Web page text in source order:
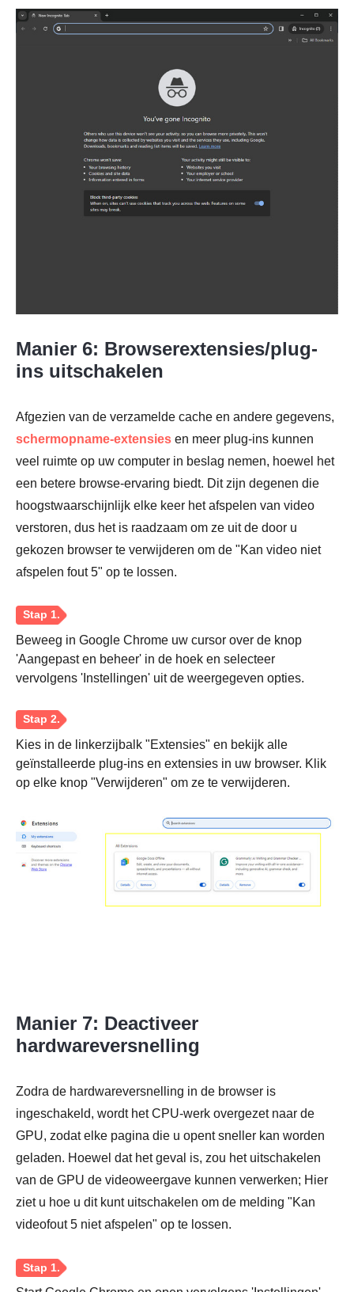
Stap 1.
Stap 2.
Manier 6: Browserextensies/plug-
ins uitschakelen
Afgezien van de verzamelde cache en andere gegevens,
schermopname-extensies en meer plug-ins kunnen
veel ruimte op uw computer in beslag nemen, hoewel het
een betere browse-ervaring biedt. Dit zijn degenen die
hoogstwaarschijnlijk elke keer het afspelen van video
verstoren, dus het is raadzaam om ze uit de door u
gekozen browser te verwijderen om de "Kan video niet
afspelen fout 5" op te lossen.
Beweeg in Google Chrome uw cursor over de knop
'Aangepast en beheer' in de hoek en selecteer
vervolgens 'Instellingen' uit de weergegeven opties.
Kies in de linkerzijbalk "Extensies" en bekijk alle
geïnstalleerde plug-ins en extensies in uw browser. Klik
op elke knop "Verwijderen" om ze te verwijderen.
Manier 7: Deactiveer
hardwareversnelling
Zodra de hardwareversnelling in de browser is
ingeschakeld, wordt het CPU-werk overgezet naar de
GPU, zodat elke pagina die u opent sneller kan worden
geladen. Hoewel dat het geval is, zou het uitschakelen
van de GPU de videoweergave kunnen verwerken; Hier
ziet u hoe u dit kunt uitschakelen om de melding "Kan
videofout 5 niet afspelen" op te lossen.